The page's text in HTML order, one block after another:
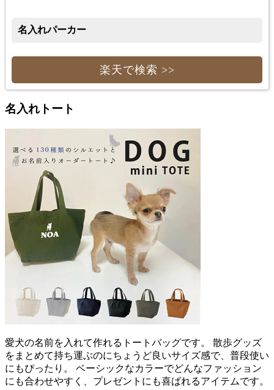
名入れパーカー
楽天で検索 >>
名入れトート
愛犬の名前を入れて作れるトートバッグです。 散歩グッズ
をまとめて持ち運ぶのにちょうど良いサイズ感で、普段使い
にもぴったり。 ベーシックなカラーでどんなファッション
にも合わせやすく、プレゼントにも喜ばれるアイテムです。